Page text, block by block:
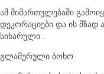
ამ მიმართულებაში
დეკორაციები და ის
სიხარული .
გლამურული ბოხო